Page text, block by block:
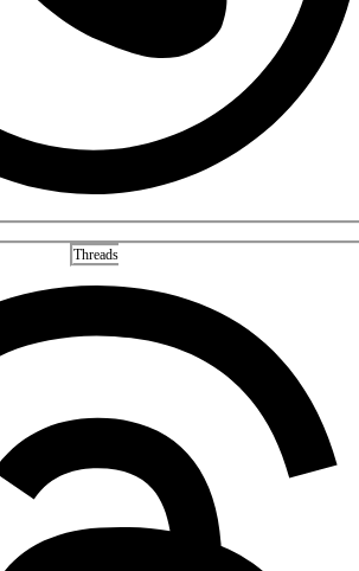
Threads